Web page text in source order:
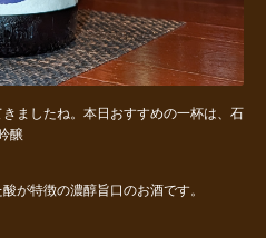
ましたね。本日おすすめの一杯は、石
醸
が特徴の濃醇旨口のお酒です。